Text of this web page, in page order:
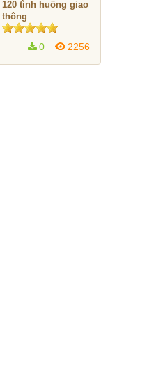
120 tình huống giao
thông
2256
0